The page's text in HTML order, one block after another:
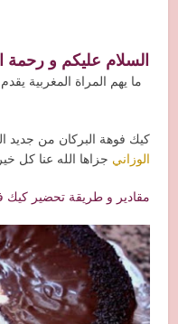
السلام عليكم و رحمة
ما يهم المراة المغربية
كيك فوهة البركان من جديد
الوزاني جزاها الله عنا كل خير
مقادير و طريقة تحضير كيك